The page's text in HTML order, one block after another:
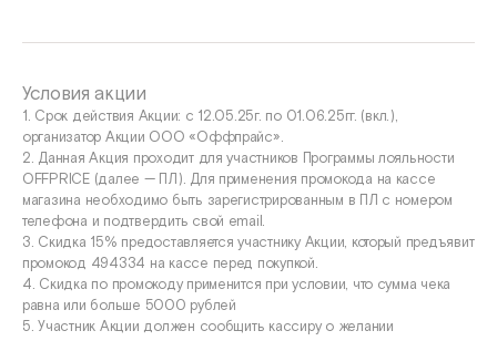
Условия акции
1. Срок действия Акции: с 12.05.25г. по 01.06.25гг. (вкл.),
организатор Акции ООО «Оффпрайс».
2. Данная Акция проходит для участников Программы лояльности
OFFPRICE (далее — ПЛ). Для применения промокода на кассе
магазина необходимо быть зарегистрированным в ПЛ с номером
телефона и подтвердить свой email.
3. Скидка 15% предоставляется участнику Акции, который предъявит
промокод 494334 на кассе перед покупкой.
4. Скидка по промокоду применится при условии, что сумма чека
равна или больше 5000 рублей
5. Участник Акции должен сообщить кассиру о желании